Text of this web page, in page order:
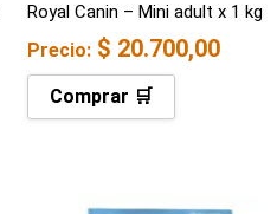
Royal Canin – Mini adult x 1 kg
Precio: $ 20.700,00
Comprar 🛒